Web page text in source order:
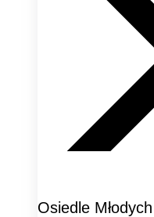
Osiedle